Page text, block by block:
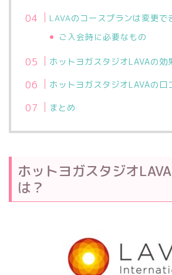
LAVAのコースプランは変更で
ご入会時に必要なもの
ホットヨガスタジオLAVAの効
ホットヨガスタジオLAVAの口
まとめ
ホットヨガスタジオ
は？